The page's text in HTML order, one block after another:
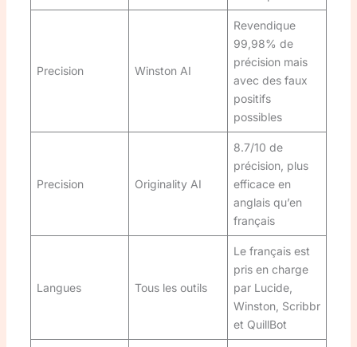
Precision Winston AI
Revendique
99,98% de
précision mais
avec des faux
positifs
possibles
Precision Originality AI
8.7/10 de
précision, plus
efficace en
anglais qu’en
français
Langues Tous les outils
Le français est
pris en charge
par Lucide,
Winston, Scribbr
et QuillBot